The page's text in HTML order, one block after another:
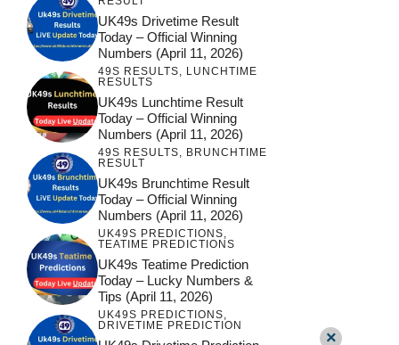
UK49s Drivetime Result
Today – Official Winning
Numbers (April 11, 2026)
49S RESULTS, LUNCHTIME
RESULTS
UK49s Lunchtime Result
Today – Official Winning
Numbers (April 11, 2026)
49S RESULTS, BRUNCHTIME
RESULT
UK49s Brunchtime Result
Today – Official Winning
Numbers (April 11, 2026)
UK49S PREDICTIONS,
TEATIME PREDICTIONS
UK49s Teatime Prediction
Today – Lucky Numbers &
Tips (April 11, 2026)
UK49S PREDICTIONS,
DRIVETIME PREDICTION
×